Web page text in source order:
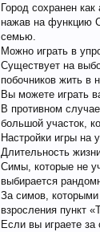
Город сохранен
нажав на функцию
семью.
Можно играть в
Существует на
побочников жить в
Вы можете играть
В противном
большой участок,
Настройки игры на
Длительность
Симы, которые не
выбирается
За симов, которыми
взросления пункт
Если вы играете